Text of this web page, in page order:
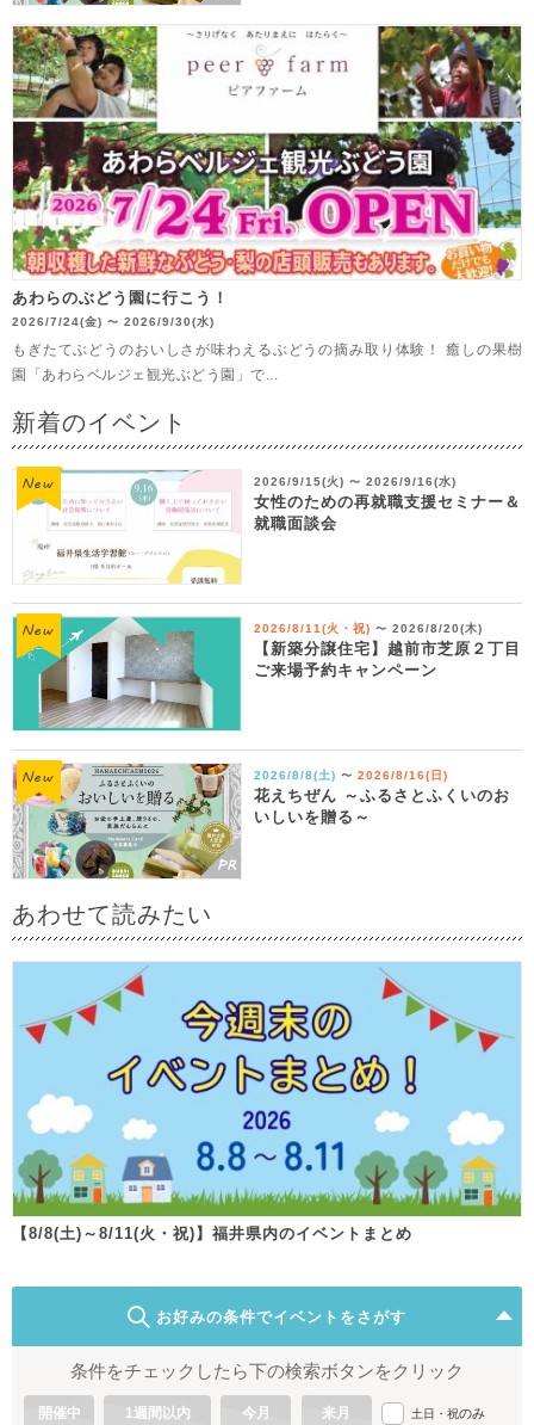
あわらのぶどう園に行こう！
2026/7/24(金) 〜 2026/9/30(水)
もぎたてぶどうのおいしさが味わえるぶどうの摘み取り体験！ 癒しの果樹
園「あわらベルジェ観光ぶどう園」で...
新着のイベント
2026/9/15(火) 〜 2026/9/16(水)
女性のための再就職支援セミナー＆
就職面談会
2026/8/11(火・祝) 〜 2026/8/20(木)
【新築分譲住宅】越前市芝原２丁目
ご来場予約キャンペーン
2026/8/8(土) 〜 2026/8/16(日)
花えちぜん ～ふるさとふくいのお
いしいを贈る～
あわせて読みたい
【8/8(土)～8/11(火・祝)】福井県内のイベントまとめ
お好みの条件でイベントをさがす
条件をチェックしたら下の検索ボタンをクリック
開催中 1週間以内 今月 来月 土日・祝のみ